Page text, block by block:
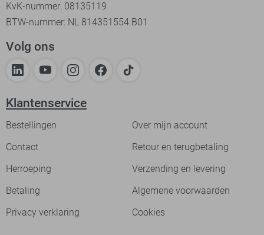
KvK-nummer: 08135119
BTW-nummer: NL 814351554.B01
Volg ons
Klantenservice
Bestellingen
Over mijn account
Contact
Retour en terugbetaling
Herroeping
Verzending en levering
Betaling
Algemene voorwaarden
Privacy verklaring
Cookies